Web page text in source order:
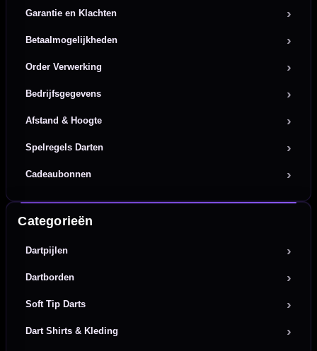
Garantie en Klachten
Betaalmogelijkheden
Order Verwerking
Bedrijfsgegevens
Afstand & Hoogte
Spelregels Darten
Cadeaubonnen
Categorieën
Dartpijlen
Dartborden
Soft Tip Darts
Dart Shirts & Kleding